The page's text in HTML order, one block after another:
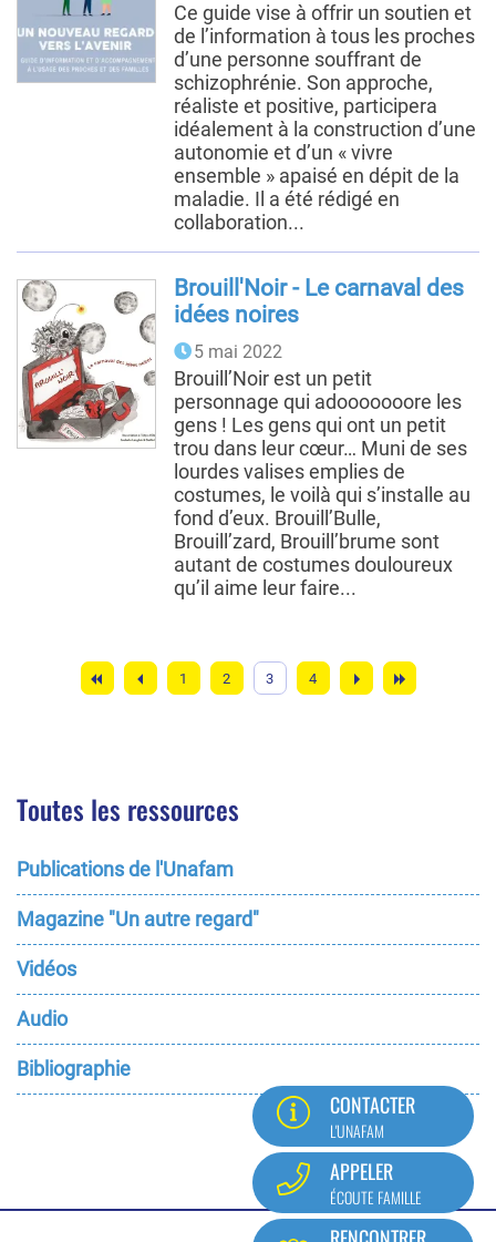
Ce guide vise à offrir un soutien et
de l’information à tous les proches
d’une personne souffrant de
schizophrénie. Son approche,
réaliste et positive, participera
idéalement à la construction d’une
autonomie et d’un « vivre
ensemble » apaisé en dépit de la
maladie. Il a été rédigé en
collaboration...
Brouill'Noir - Le carnaval des
idées noires
5 mai 2022
Brouill’Noir est un petit
personnage qui adooooooore les
gens ! Les gens qui ont un petit
trou dans leur cœur… Muni de ses
lourdes valises emplies de
costumes, le voilà qui s’installe au
fond d’eux. Brouill’Bulle,
Brouill’zard, Brouill’brume sont
autant de costumes douloureux
qu’il aime leur faire...
Pagination Page
1 Page
2
Page
3 Page
4
Toutes les ressources
Publications de l'Unafam
Magazine "Un autre regard"
Vidéos
Audio
Bibliographie
CONTACTER
L'UNAFAM
APPELER
ÉCOUTE FAMILLE